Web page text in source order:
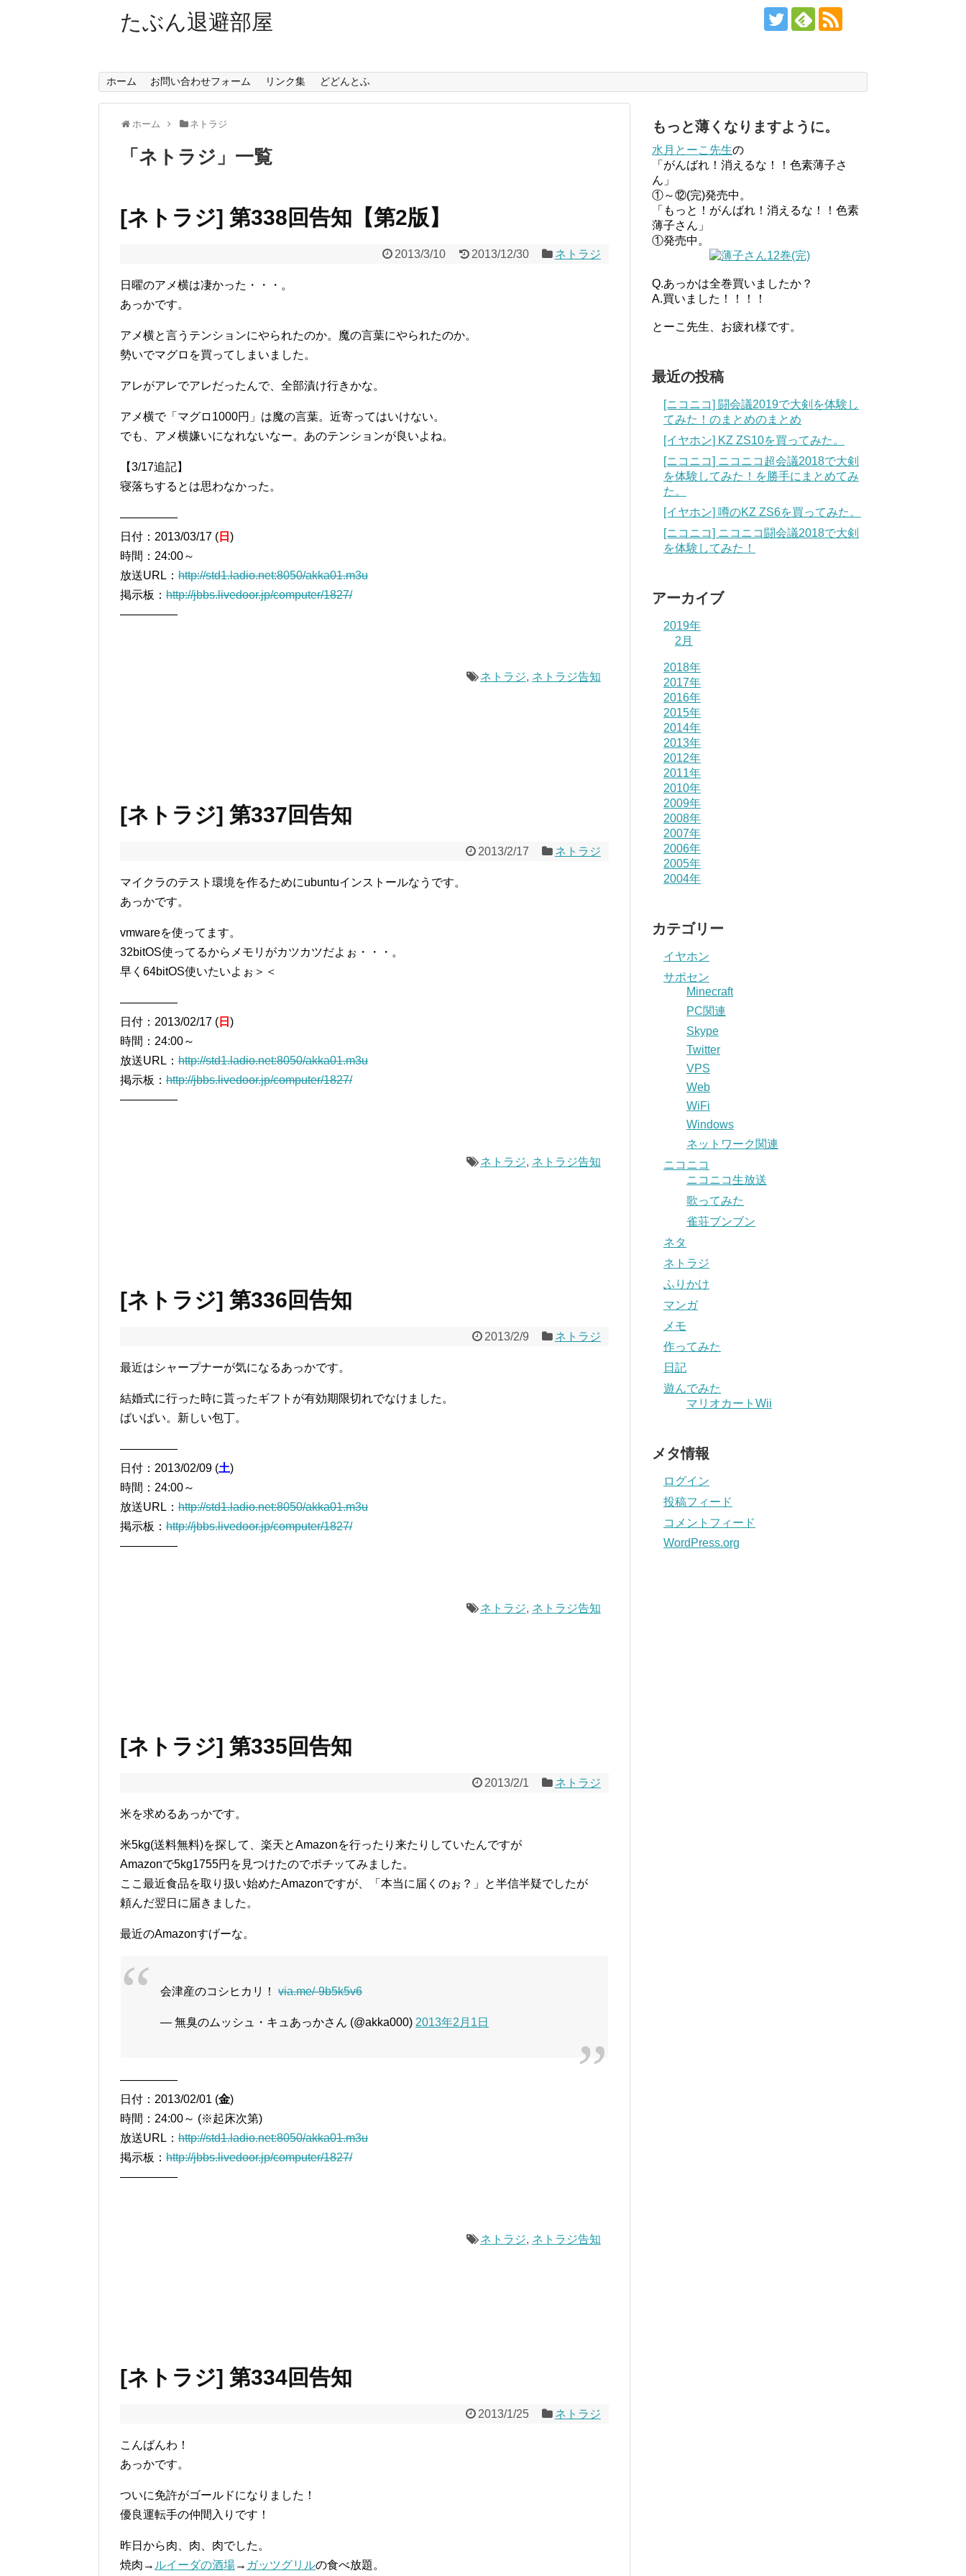
たぶん退避部屋
ホーム お問い合わせフォーム リンク集 どどんとふ
ホーム ネトラジ
「 ネトラジ 」 一覧
[ネトラジ] 第338回告知【第2版】
2013/3/10 2013/12/30 ネトラジ
日曜のアメ横は凄かった・・・。
あっかです。
アメ横と言うテンションにやられたのか。魔の言葉にやられたのか。
勢いでマグロを買ってしまいました。
アレがアレでアレだったんで、全部漬け行きかな。
アメ横で「マグロ1000円」は魔の言葉。近寄ってはいけない。
でも、アメ横嫌いになれないなー。あのテンションが良いよね。
【3/17追記】
寝落ちするとは思わなかった。
―――――
日付：2013/03/17 ( 日 )
時間：24:00～
放送URL： http://std1.ladio.net:8050/akka01.m3u
掲示板： http://jbbs.livedoor.jp/computer/1827/
―――――
ネトラジ, ネトラジ告知
[ネトラジ] 第337回告知
2013/2/17 ネトラジ
マイクラのテスト環境を作るためにubuntuインストールなうです。
あっかです。
vmwareを使ってます。
32bitOS使ってるからメモリがカツカツだよぉ・・・。
早く64bitOS使いたいよぉ＞＜
―――――
日付：2013/02/17 ( 日 )
時間：24:00～
放送URL： http://std1.ladio.net:8050/akka01.m3u
掲示板： http://jbbs.livedoor.jp/computer/1827/
―――――
ネトラジ, ネトラジ告知
[ネトラジ] 第336回告知
2013/2/9 ネトラジ
最近はシャープナーが気になるあっかです。
結婚式に行った時に貰ったギフトが有効期限切れでなけました。
ばいばい。新しい包丁。
―――――
日付：2013/02/09 (土)
時間：24:00～
放送URL： http://std1.ladio.net:8050/akka01.m3u
掲示板： http://jbbs.livedoor.jp/computer/1827/
―――――
ネトラジ, ネトラジ告知
[ネトラジ] 第335回告知
2013/2/1 ネトラジ
米を求めるあっかです。
米5kg(送料無料)を探して、楽天とAmazonを行ったり来たりしていたんですが
Amazonで5kg1755円を見つけたのでポチッてみました。
ここ最近食品を取り扱い始めたAmazonですが、「本当に届くのぉ？」と半信半疑でしたが
頼んだ翌日に届きました。
最近のAmazonすげーな。
会津産のコシヒカリ！ via.me/-9b5k5v6
— 無臭のムッシュ・キュあっかさん (@akka000) 2013年2月1日
―――――
日付：2013/02/01 (金)
時間：24:00～ (※起床次第)
放送URL： http://std1.ladio.net:8050/akka01.m3u
掲示板： http://jbbs.livedoor.jp/computer/1827/
―――――
ネトラジ, ネトラジ告知
[ネトラジ] 第334回告知
2013/1/25 ネトラジ
こんばんわ！
あっかです。
ついに免許がゴールドになりました！
優良運転手の仲間入りです！
昨日から肉、肉、肉でした。
焼肉→ ルイーダの酒場→ ガッツグリルの食べ放題。
もっと薄くなりますように。
水月とーこ先生の
「がんばれ！消えるな！！色素薄子さ
ん」
①～⑫(完)発売中。
「もっと！がんばれ！消えるな！！色素
薄子さん」
①発売中。
Q.あっかは全巻買いましたか？
A.買いました！！！！
とーこ先生、お疲れ様です。
最近の投稿
[ニコニコ] 闘会議2019で大剣を体験し
てみた！のまとめのまとめ
[イヤホン] KZ ZS10を買ってみた。
[ニコニコ] ニコニコ超会議2018で大剣
を体験してみた！を勝手にまとめてみ
た。
[イヤホン] 噂のKZ ZS6を買ってみた。
[ニコニコ] ニコニコ闘会議2018で大剣
を体験してみた！
アーカイブ
2019年
2月
2018年
2017年
2016年
2015年
2014年
2013年
2012年
2011年
2010年
2009年
2008年
2007年
2006年
2005年
2004年
カテゴリー
イヤホン
サポセン
Minecraft
PC関連
Skype
Twitter
VPS
Web
WiFi
Windows
ネットワーク関連
ニコニコ
ニコニコ生放送
歌ってみた
雀荘ブンブン
ネタ
ネトラジ
ふりかけ
マンガ
メモ
作ってみた
日記
遊んでみた
マリオカートWii
メタ情報
ログイン
投稿フィード
コメントフィード
WordPress.org